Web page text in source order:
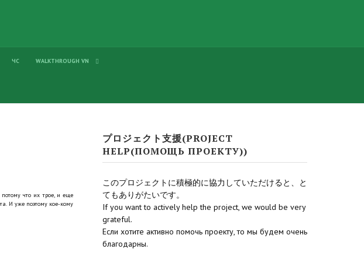
ЧС WALKTHROUGH VN
что их трое, и еще
И уже поэтому кое-кому
プロジェクト支援(PROJECT
HELP(ПОМОЩЬ ПРОЕКТУ))
このプロジェクトに積極的に協力していただけると、と
てもありがたいです。
If you want to actively help the project, we would be very
grateful.
Если хотите активно помочь проекту, то мы будем очень
благодарны.